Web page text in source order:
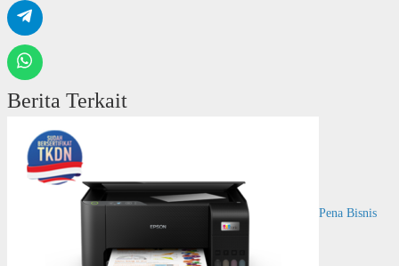
Berita Terkait
Pena Bisnis